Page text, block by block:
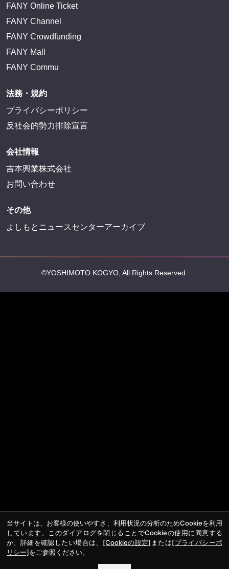
FANY Online Ticket
FANY Channel
FANY Crowdfunding
FANY Mall
FANY Commu
法務・規約
プライバシーポリシー
反社会的勢力排除宣言
会社情報
吉本興業株式会社
お問い合わせ
その他
よしもとニュースセンターアーカイブ
©YOSHIMOTO KOGYO, All Rights Reserved.
当サイトは、お客様の使いやすさ、利用状況の分析のためCookieを利用
しています。このダイアログを閉じることでCookieの使用に同意する
か、詳細を確認したい場合は、 [Cookieの設定] または[プライバシーポ
リシー]をご参照ください。